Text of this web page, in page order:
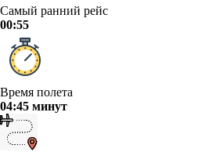
Самый ранний рейс
00:55
Время полета
04:45 минут